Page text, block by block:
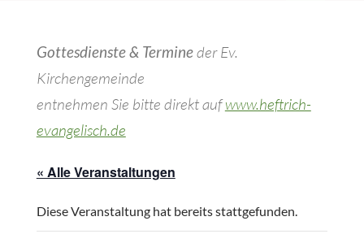
Gottesdienste & Termineder Ev.
Kirchengemeinde
entnehmen Sie bitte direkt aufwww.heftrich-
evangelisch.de
« Alle Veranstaltungen
Diese Veranstaltung hat bereits stattgefunden.